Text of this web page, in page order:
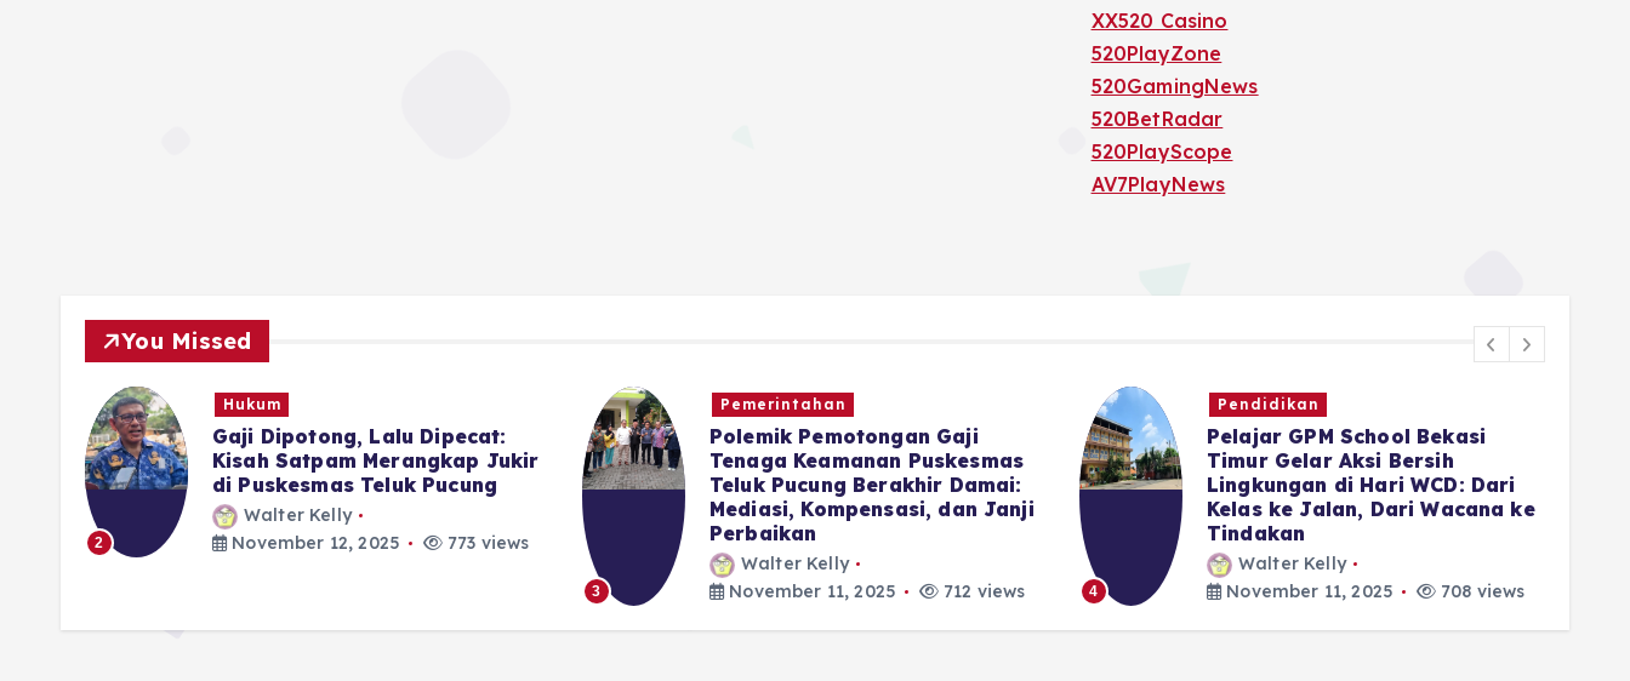
XX520 Casino
520PlayZone
520GamingNews
520BetRadar
520PlayScope
AV7PlayNews
You Missed
2
Hukum
Gaji Dipotong, Lalu Dipecat:
Kisah Satpam Merangkap Jukir
di Puskesmas Teluk Pucung
Walter Kelly
November 12, 2025
773 views
3
Pemerintahan
Polemik Pemotongan Gaji
Tenaga Keamanan Puskesmas
Teluk Pucung Berakhir Damai:
Mediasi, Kompensasi, dan Janji
Perbaikan
Walter Kelly
November 11, 2025
712 views 4
Pendidikan
Pelajar GPM School Bekasi
Timur Gelar Aksi Bersih
Lingkungan di Hari WCD: Dari
Kelas ke Jalan, Dari Wacana ke
Tindakan
Walter Kelly
November 11, 2025
708 views